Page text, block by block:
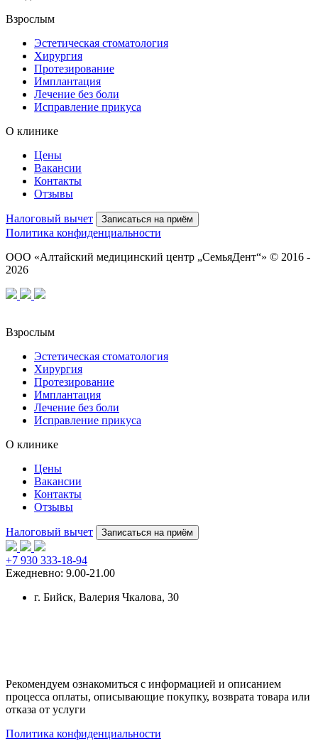
Взрослым
Эстетическая стоматология
Хирургия
Протезирование
Имплантация
Лечение без боли
Исправление прикуса
О клинике
Цены
Вакансии
Контакты
Отзывы
Налоговый вычет Записаться на приём
Политика конфиденциальности
ООО «Алтайский медицинский центр „СемьяДент“» © 2016 -
2026
Взрослым
Эстетическая стоматология
Хирургия
Протезирование
Имплантация
Лечение без боли
Исправление прикуса
О клинике
Цены
Вакансии
Контакты
Отзывы
Налоговый вычет Записаться на приём
+7 930 333-18-94
Ежедневно: 9.00-21.00
г. Бийск, Валерия Чкалова, 30
Рекомендуем ознакомиться с информацией и описанием
процессa оплаты, описывающие покупку, возврата товара или
отказа от услуги
Политика конфиденциальности